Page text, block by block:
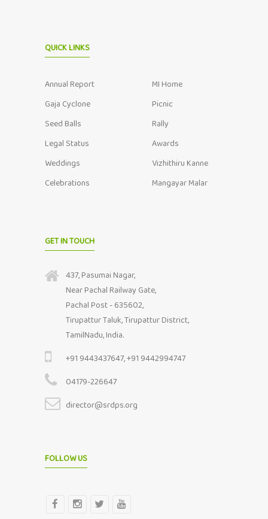
QUICK LINKS
Annual Report
MI Home
Gaja Cyclone
Picnic
Seed Balls
Rally
Legal Status
Awards
Weddings
Vizhithiru Kanne
Celebrations
Mangayar Malar
GET IN TOUCH
437, Pasumai Nagar,
Near Pachal Railway Gate,
Pachal Post - 635602,
Tirupattur Taluk, Tirupattur District,
TamilNadu, India.
+91 9443437647, +91 9442994747
04179-226647
director@srdps.org
FOLLOW US